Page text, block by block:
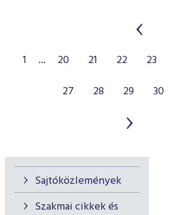
Sajtóközlemények
Szakmai cikkek és
1 ... 20 21 22 23
27
28 29 30